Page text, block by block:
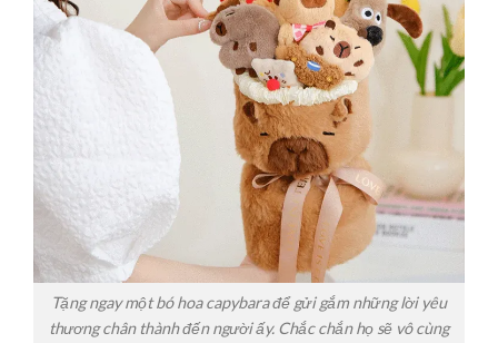
Tặng ngay một bó hoa capybara để gửi gắm những lời yêu
thương chân thành đến người ấy. Chắc chắn họ sẽ vô cùng